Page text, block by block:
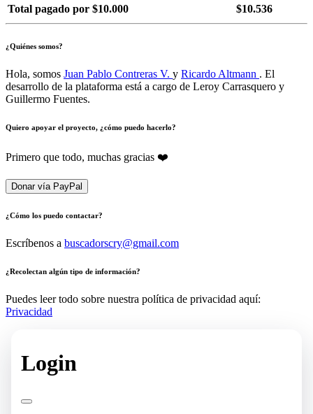
Total pagado por $10.000
$10.536
¿Quiénes somos?
Hola, somos Juan Pablo Contreras V. y Ricardo Altmann . El
desarrollo de la plataforma está a cargo de Leroy Carrasquero y
Guillermo Fuentes.
Quiero apoyar el proyecto, ¿cómo puedo hacerlo?
Primero que todo, muchas gracias ❤️
Donar vía PayPal
¿Cómo los puedo contactar?
Escríbenos a buscadorscry@gmail.com
¿Recolectan algún tipo de información?
Puedes leer todo sobre nuestra política de privacidad aquí:
Privacidad
Login